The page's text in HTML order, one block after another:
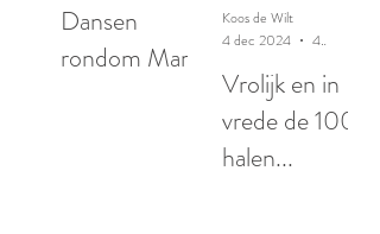
Dansen
rondom Maria
Vrolijk en in
vrede de 100
halen...
Koos de Wilt
4 dec 2024
4 minuten om te lezen